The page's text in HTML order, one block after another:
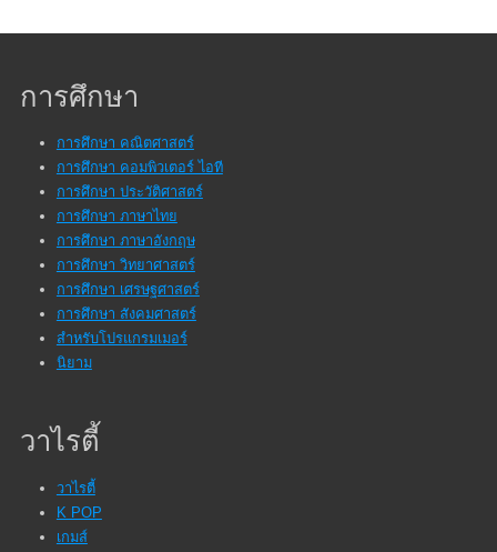
การศึกษา
การศึกษา คณิตศาสตร์
การศึกษา คอมพิวเตอร์ ไอที
การศึกษา ประวัติศาสตร์
การศึกษา ภาษาไทย
การศึกษา ภาษาอังกฤษ
การศึกษา วิทยาศาสตร์
การศึกษา เศรษฐศาสตร์
การศึกษา สังคมศาสตร์
สำหรับโปรแกรมเมอร์
นิยาม
วาไรตี้
วาไรตี้
K POP
เกมส์